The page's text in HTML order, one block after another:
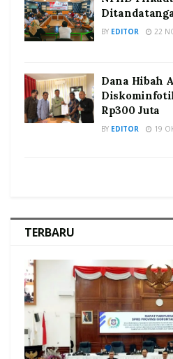
BY EDITOR 22
Dana Hibah
Rp300 Juta
BY EDITOR 19
TERBARU